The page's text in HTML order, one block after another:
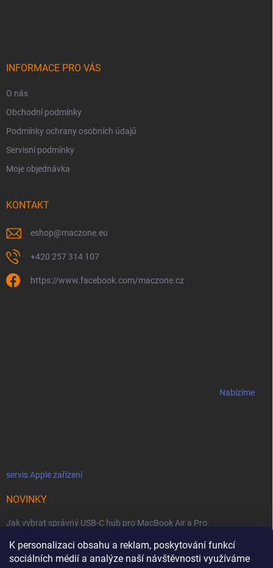
K personalizaci obsahu a reklam, poskytování funkcí
sociálních médií a analýze naší návštěvnosti využíváme
INFORMACE PRO VÁS
O nás
Obchodní podmínky
Podmínky ochrany osobních údajů
Servisní podmínky
Moje objednávka
KONTAKT
eshop@maczone.eu
+420 257 314 107
https://www.facebook.com/maczone.cz
Nabízíme
servis Apple zařízení
NOVINKY
Jak vybrat správný USB-C hub pro MacBook Air a Pro
Jaké podmínky jsou u licencí OWC SoftRAID ?
OWC Thunderbolt 5 Dual 10GbE: Síťová bestie se dvěma 10GbE porty